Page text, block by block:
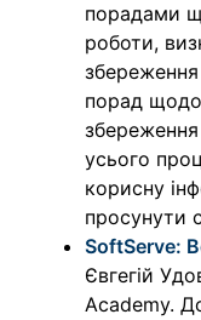
порадами
роботи,
збереження
порад
усього
корисну
просунути
SoftServe:
Євгегій
Academy.